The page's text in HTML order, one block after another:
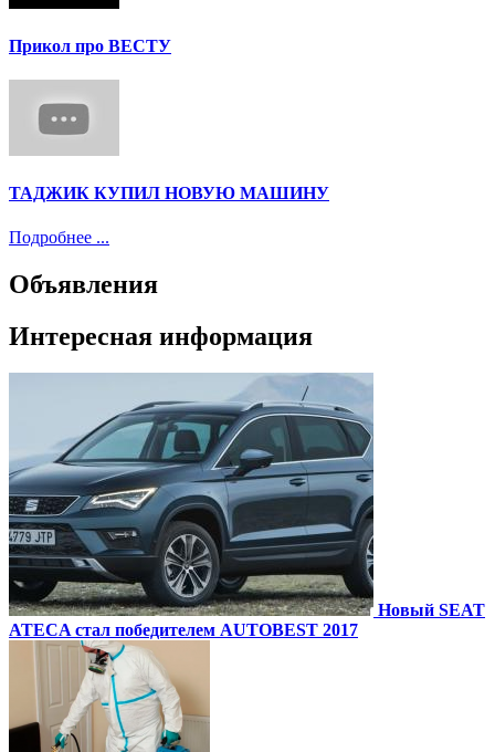
Прикол про ВЕСТУ
ТАДЖИК КУПИЛ НОВУЮ МАШИНУ
Подробнее ...
Объявления
Интересная информация
Новый SEAT
ATECA стал победителем AUTOBEST 2017